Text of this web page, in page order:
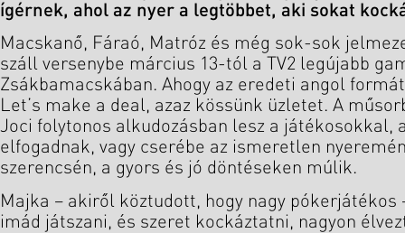
ígérnek, ahol az nyer a legtöbbet, aki sokat
Macskanő, Fáraó, Matróz és még sok-sok
száll versenybe március 13-tól a TV2 legújabb
Zsákbamacskában. Ahogy az eredeti angol
Let’s make a deal, azaz kössünk üzletet. A
Joci folytonos alkudozásban lesz a játékosokkal,
elfogadnak, vagy cserébe az ismeretlen
szerencsén, a gyors és jó döntéseken múlik.
Majka – akiről köztudott, hogy nagy
imád játszani, és szeret kockáztatni, nagyon